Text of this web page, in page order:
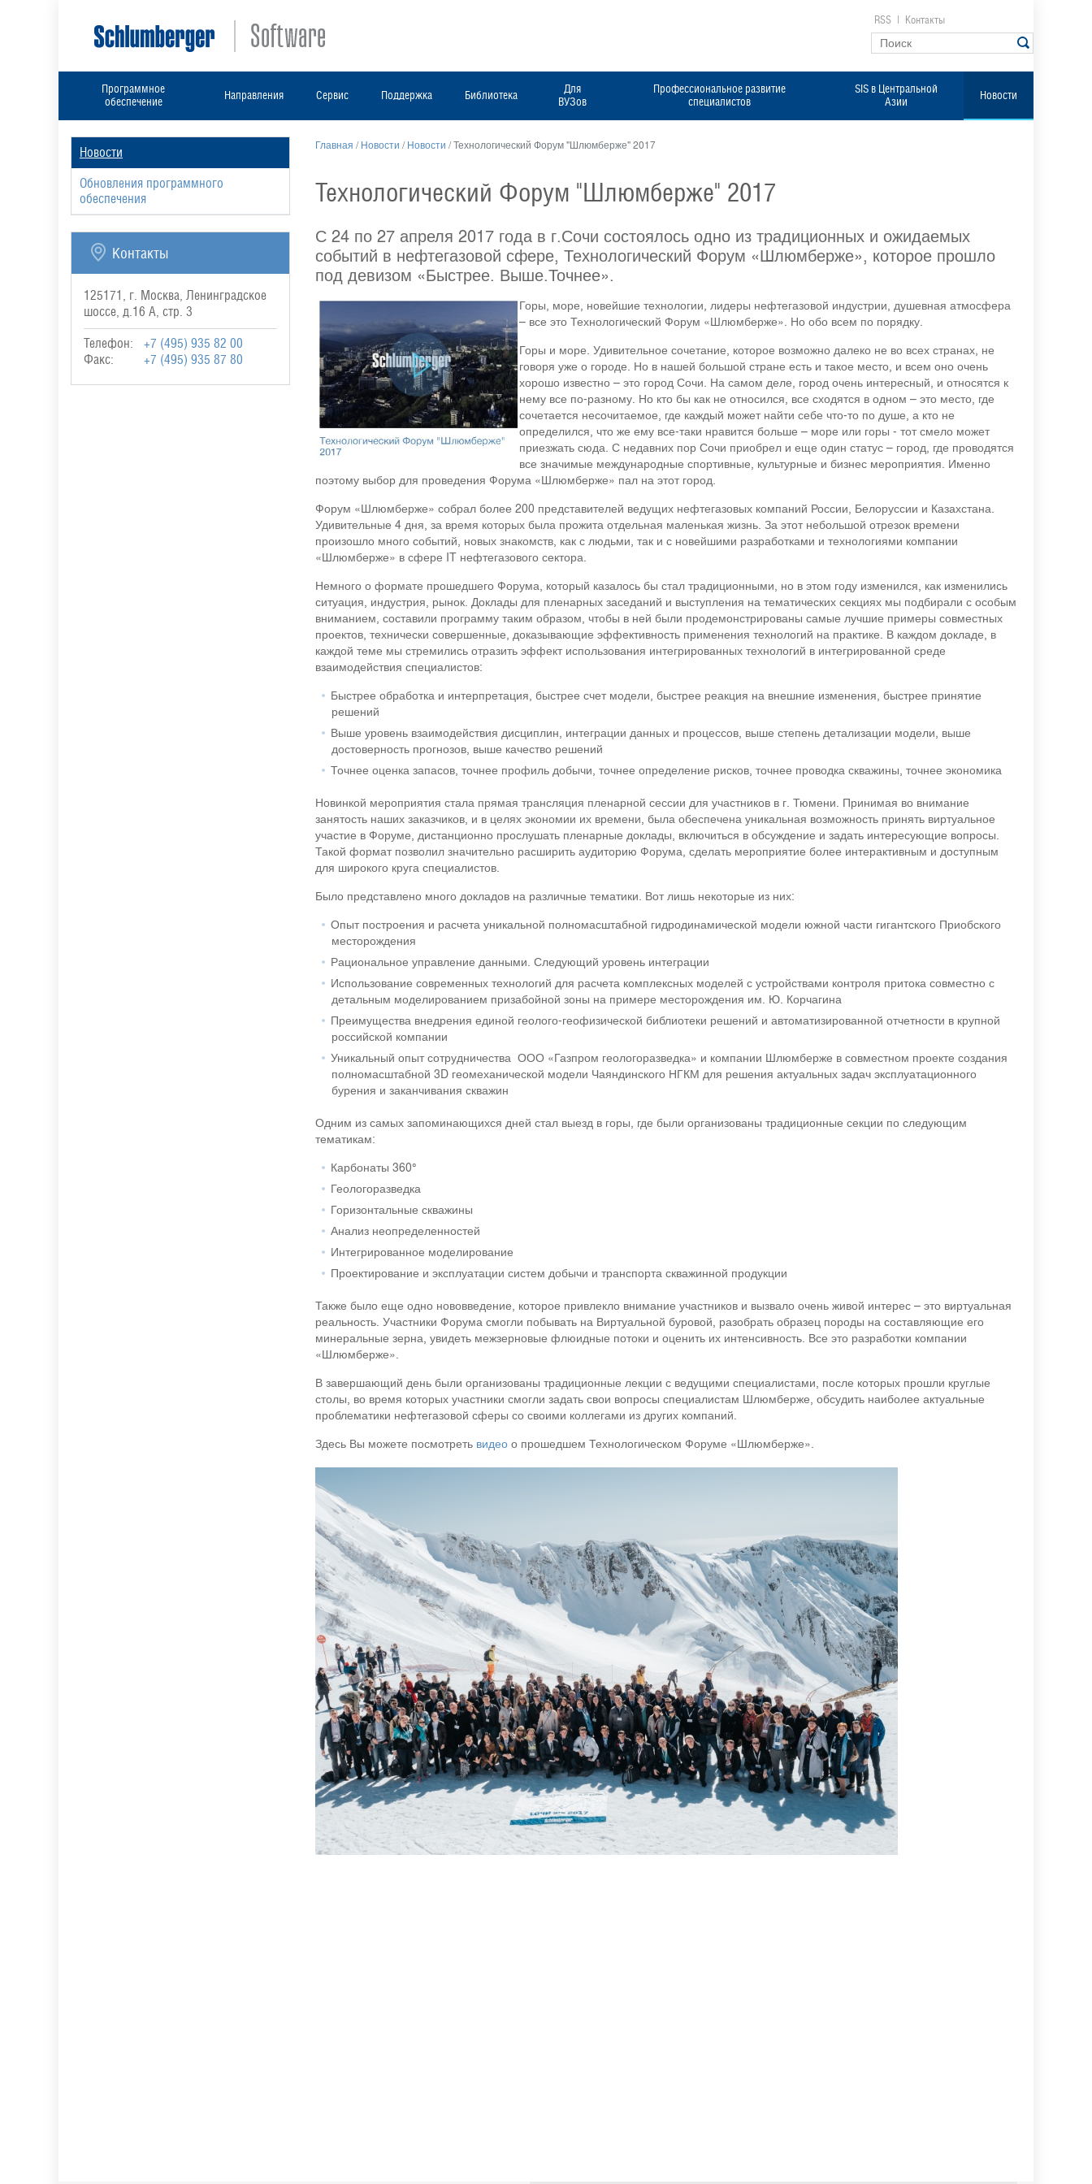
RSS Контакты
Программное
обеспечение
Направления Сервис Поддержка Библиотека
Для
ВУЗов
Профессиональное развитие
специалистов
SIS в Центральной
Азии
Новости
Новости
Обновления программного
обеспечения
Контакты
125171, г. Москва, Ленинградское
шоссе, д.16 А, стр. 3
Телефон:
+7 (495) 935 82 00
Факс:
+7 (495) 935 87 80
Главная /Новости /Новости /Технологический Форум "Шлюмберже" 2017
Технологический Форум "Шлюмберже" 2017
С 24 по 27 апреля 2017 года в г.Сочи состоялось одно из традиционных и ожидаемых
событий в нефтегазовой сфере, Технологический Форум «Шлюмберже», которое прошло
под девизом «Быстрее. Выше.Точнее».
Горы, море, новейшие технологии, лидеры нефтегазовой индустрии, душевная атмосфера
– все это Технологический Форум «Шлюмберже». Но обо всем по порядку.
Горы и море. Удивительное сочетание, которое возможно далеко не во всех странах, не
говоря уже о городе. Но в нашей большой стране есть и такое место, и всем оно очень
хорошо известно – это город Сочи. На самом деле, город очень интересный, и относятся к
нему все по-разному. Но кто бы как не относился, все сходятся в одном – это место, где
сочетается несочитаемое, где каждый может найти себе что-то по душе, а кто не
определился, что же ему все-таки нравится больше – море или горы - тот смело может
приезжать сюда. С недавних пор Сочи приобрел и еще один статус – город, где проводятся
все значимые международные спортивные, культурные и бизнес мероприятия. Именно
поэтому выбор для проведения Форума «Шлюмберже» пал на этот город.
Форум «Шлюмберже» собрал более 200 представителей ведущих нефтегазовых компаний России, Белоруссии и Казахстана.
Удивительные 4 дня, за время которых была прожита отдельная маленькая жизнь. За этот небольшой отрезок времени
произошло много событий, новых знакомств, как с людьми, так и с новейшими разработками и технологиями компании
«Шлюмберже» в сфере IT нефтегазового сектора.
Немного о формате прошедшего Форума, который казалось бы стал традиционными, но в этом году изменился, как изменились
ситуация, индустрия, рынок. Доклады для пленарных заседаний и выступления на тематических секциях мы подбирали с особым
вниманием, составили программу таким образом, чтобы в ней были продемонстрированы самые лучшие примеры совместных
проектов, технически совершенные, доказывающие эффективность применения технологий на практике. В каждом докладе, в
каждой теме мы стремились отразить эффект использования интегрированных технологий в интегрированной среде
взаимодействия специалистов:
Быстрее обработка и интерпретация, быстрее счет модели, быстрее реакция на внешние изменения, быстрее принятие
решений
Выше уровень взаимодействия дисциплин, интеграции данных и процессов, выше степень детализации модели, выше
достоверность прогнозов, выше качество решений
Точнее оценка запасов, точнее профиль добычи, точнее определение рисков, точнее проводка скважины, точнее экономика
Новинкой мероприятия стала прямая трансляция пленарной сессии для участников в г. Тюмени. Принимая во внимание
занятость наших заказчиков, и в целях экономии их времени, была обеспечена уникальная возможность принять виртуальное
участие в Форуме, дистанционно прослушать пленарные доклады, включиться в обсуждение и задать интересующие вопросы.
Такой формат позволил значительно расширить аудиторию Форума, сделать мероприятие более интерактивным и доступным
для широкого круга специалистов.
Было представлено много докладов на различные тематики. Вот лишь некоторые из них:
Опыт построения и расчета уникальной полномасштабной гидродинамической модели южной части гигантского Приобского
месторождения
Рациональное управление данными. Следующий уровень интеграции
Использование современных технологий для расчета комплексных моделей с устройствами контроля притока совместно с
детальным моделированием призабойной зоны на примере месторождения им. Ю. Корчагина
Преимущества внедрения единой геолого-геофизической библиотеки решений и автоматизированной отчетности в крупной
российской компании
Уникальный опыт сотрудничества ООО «Газпром геологоразведка» и компании Шлюмберже в совместном проекте создания
полномасштабной 3D геомеханической модели Чаяндинского НГКМ для решения актуальных задач эксплуатационного
бурения и заканчивания скважин
Одним из самых запоминающихся дней стал выезд в горы, где были организованы традиционные секции по следующим
тематикам:
Карбонаты 360°
Геологоразведка
Горизонтальные скважины
Анализ неопределенностей
Интегрированное моделирование
Проектирование и эксплуатации систем добычи и транспорта скважинной продукции
Также было еще одно нововведение, которое привлекло внимание участников и вызвало очень живой интерес – это виртуальная
реальность. Участники Форума смогли побывать на Виртуальной буровой, разобрать образец породы на составляющие его
минеральные зерна, увидеть межзерновые флюидные потоки и оценить их интенсивность. Все это разработки компании
«Шлюмберже».
В завершающий день были организованы традиционные лекции с ведущими специалистами, после которых прошли круглые
столы, во время которых участники смогли задать свои вопросы специалистам Шлюмберже, обсудить наиболее актуальные
проблематики нефтегазовой сферы со своими коллегами из других компаний.
Здесь Вы можете посмотреть видео о прошедшем Технологическом Форуме «Шлюмберже».